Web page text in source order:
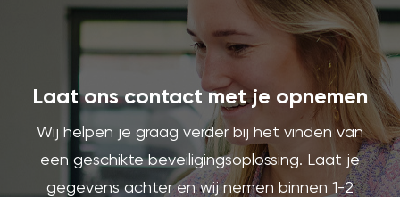
Laat ons contact met je opnemen
Wij helpen je graag verder bij het vinden van
een geschikte beveiligingsoplossing. Laat je
gegevens achter en wij nemen binnen 1-2